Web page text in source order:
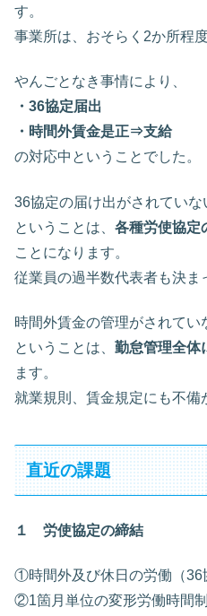
す。
事業所は、おそらく2か所程度
やんごとなき事情により、
・36協定届出
・時間外賃金是正⇒支給
の対応中ということでした。
36協定の届け出がされていな
ということは、 各種労使協定
ことになります。
従業員の過半数代表者も決ま
時間外賃金の管理がされてい
ということは、 勤怠管理全体
ます。
就業規則、賃金規定にも不備
直近の課題
１ 労使協定の締結
①時間外及び休日の労働（36
②1箇月単位の変形労働時間制